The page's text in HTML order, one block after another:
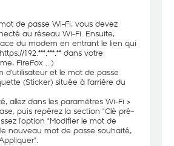
de passe Wi-Fi, vous devez
au réseau Wi-Fi. Ensuite,
du modem en entrant le lien qui
https://192.***.***.** dans votre
FireFox ...)
d’utilisateur et le mot de passe
(Sticker) située à l’arrière du
allez dans les paramètres Wi-Fi >
puis repérez la section "Clé pré-
l’option "Modifier le mot de
nouveau mot de passe souhaité,